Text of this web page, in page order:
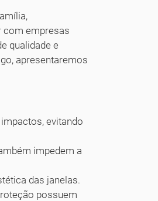
com empresas
qualidade e
apresentaremos
evitando
impedem a
das janelas.
possuem